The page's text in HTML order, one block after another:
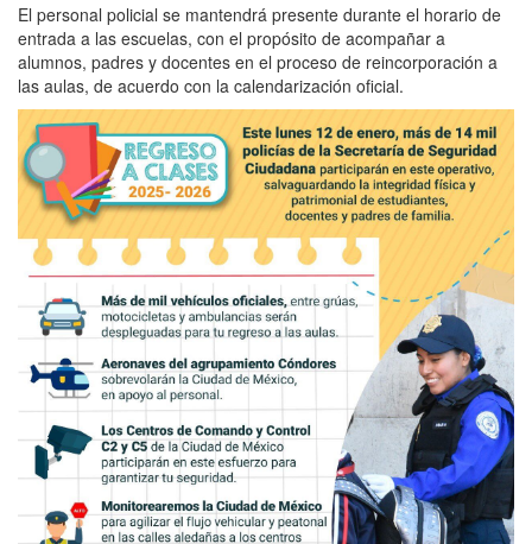
El personal policial se mantendrá presente durante el horario de
entrada a las escuelas, con el propósito de acompañar a
alumnos, padres y docentes en el proceso de reincorporación a
las aulas, de acuerdo con la calendarización oficial.